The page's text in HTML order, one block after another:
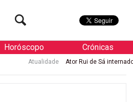
Horóscopo Crónicas
Ator Rui de Sá internado de urgência com